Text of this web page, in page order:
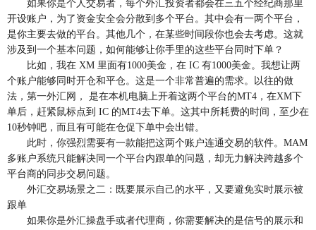
如果你是个人交易者，每个外汇投资者都会在三五个经纪商那里
开设账户，为了资金安全会分散到多个平台。其中会有一两个平台，
是你主要去做的平台。其他几个，在某些时间段你也会去考虑。这就
涉及到一个基本问题，如何能够让你手里的这些平台同时下单？
比如，我在 XM 里面有1000美金，在 IC 有1000美金。我想让两
个账户能够同时开仓和平仓。这是一个非常普遍的需求。以往的做
法，第一外汇网， 是在本机电脑上开着这两个平台的MT4，在XM下
单后，赶紧鼠标点到 IC 的MT4去下单。这其中所耗费的时间，至少在
10秒钟吧，而且有可能在仓促下单中会出错。
此时，你强烈需要有一款能把这两个账户连通交易的软件。MAM
多账户系统只能解决同一个平台内跟单的问题，却无力解决跨越多个
平台商的同步交易问题。
外汇交易场景之二：既要展示自己的水平，又要避免实时展示被
跟单
如果你是外汇操盘手或者代理商，你需要解决的是信号的展示和